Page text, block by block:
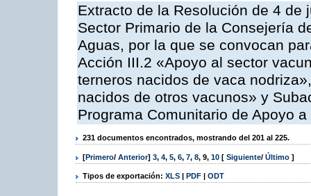
Extracto de la Resolución de 4
Sector Primario de la Consejería
Aguas, por la que se convocan
Acción III.2 «Apoyo al sector
terneros nacidos de vaca
nacidos de otros vacunos» y
Programa Comunitario de Apoyo
231 documentos encontrados, mostrando del 201 al 225.
[Primero/ Anterior] 3, 4, 5, 6, 7, 8, 9, 10 [ Siguiente/ Último ]
Tipos de exportación: XLS | PDF | ODT